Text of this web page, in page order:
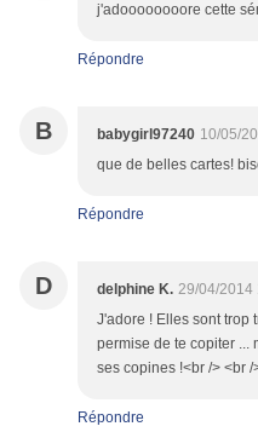
j'adoooooooore cette
Répondre
B babygirl97240 10/05/
que de belles cartes!
Répondre
D delphine K. 29/04/2014
J'adore ! Elles sont trop
permise de te copiter ...
ses copines !<br /> <br
Répondre